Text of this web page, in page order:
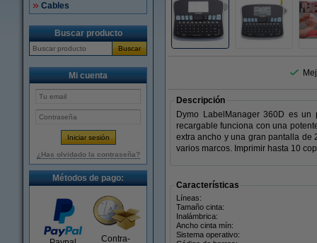
Cables
Buscar producto
Buscar
Mi cuenta
¿Has olvidado la contraseña?
Métodos de pago:
Contra-
Descripción
Dymo LabelManager 360D es un
recargable funciona con una
extra ancho y una gran pantalla de
varios marcos. Imprimir hasta 10
Características
Líneas:
Tamaño cinta:
Inalámbrica:
Ancho cinta mín:
Sistema operativo: